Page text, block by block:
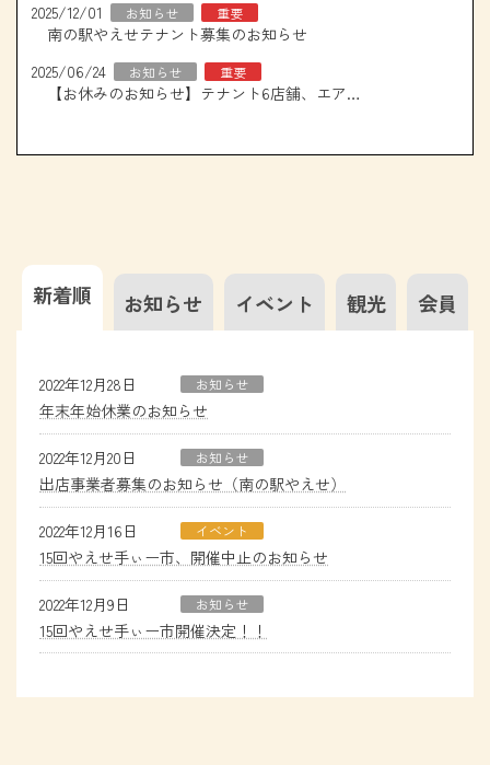
2025/12/01
お知らせ 重要
南の駅やえせテナント募集のお知らせ
2025/06/24
お知らせ 重要
【お休みのお知らせ】テナント6店舗、エアコン取り換え工事について
新着順 お知らせ イベント 観光 会員
2022年12月28日 お知らせ
年末年始休業のお知らせ
2022年12月20日 お知らせ
出店事業者募集のお知らせ（南の駅やえせ）
2022年12月16日 イベント
15回やえせ手ぃー市、開催中止のお知らせ
2022年12月9日 お知らせ
15回やえせ手ぃー市開催決定！！